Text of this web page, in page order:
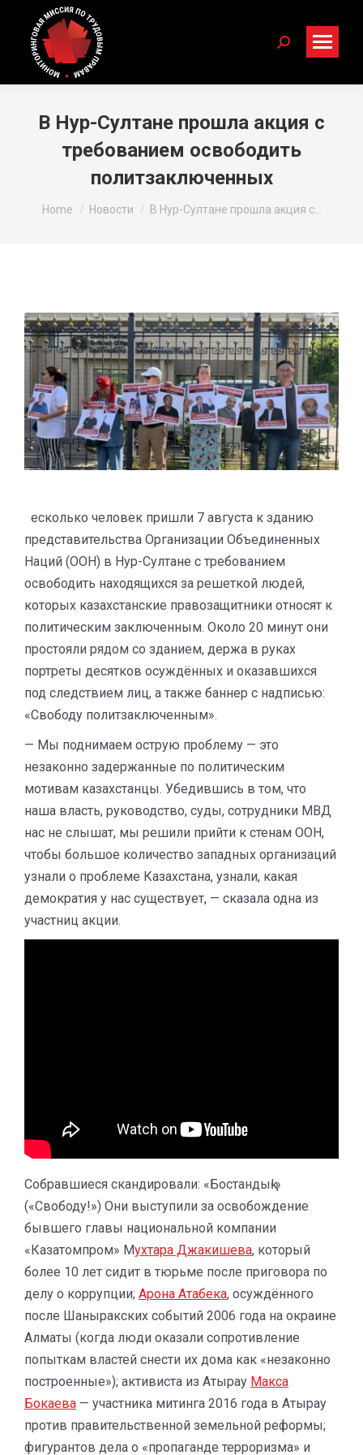
Search:
В Нур-Султане прошла акция с
требованием освободить
политзаключенных
You are here:
Home Новости В Нур-Султане прошла акция с…
есколько человек пришли 7 августа к зданию
представительства Организации Объединенных
Наций (ООН) в Нур-Султане с требованием
освободить находящихся за решеткой людей,
которых казахстанские правозащитники относят к
политическим заключенным. Около 20 минут они
простояли рядом со зданием, держа в руках
портреты десятков осуждённых и оказавшихся
под следствием лиц, а также баннер с надписью:
«Свободу политзаключенным».
— Мы поднимаем острую проблему — это
незаконно задержанные по политическим
мотивам казахстанцы. Убедившись в том, что
наша власть, руководство, суды, сотрудники МВД
нас не слышат, мы решили прийти к стенам ООН,
чтобы большое количество западных организаций
узнали о проблеме Казахстана, узнали, какая
демократия у нас существует, — сказала одна из
участниц акции.
Собравшиеся скандировали: «Бостандық!»
(«Свободу!») Они выступили за освобождение
бывшего главы национальной компании
«Казатомпром» Мухтара Джакишева, который
более 10 лет сидит в тюрьме после приговора по
делу о коррупции; Арона Атабека, осуждённого
после Шаныракских событий 2006 года на окраине
Алматы (когда люди оказали сопротивление
попыткам властей снести их дома как «незаконно
построенные»); активиста из Атырау Макса
Бокаева — участника митинга 2016 года в Атырау
против правительственной земельной реформы;
фигурантов дела о «пропаганде терроризма» и